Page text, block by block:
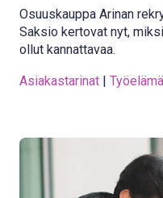
Osuuskauppa Arinan
Saksio kertovat nyt,
ollut kannattavaa.
Asiakastarinat Työelämä